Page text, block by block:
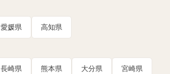
愛媛県 高知県
長崎県 熊本県 大分県 宮崎県